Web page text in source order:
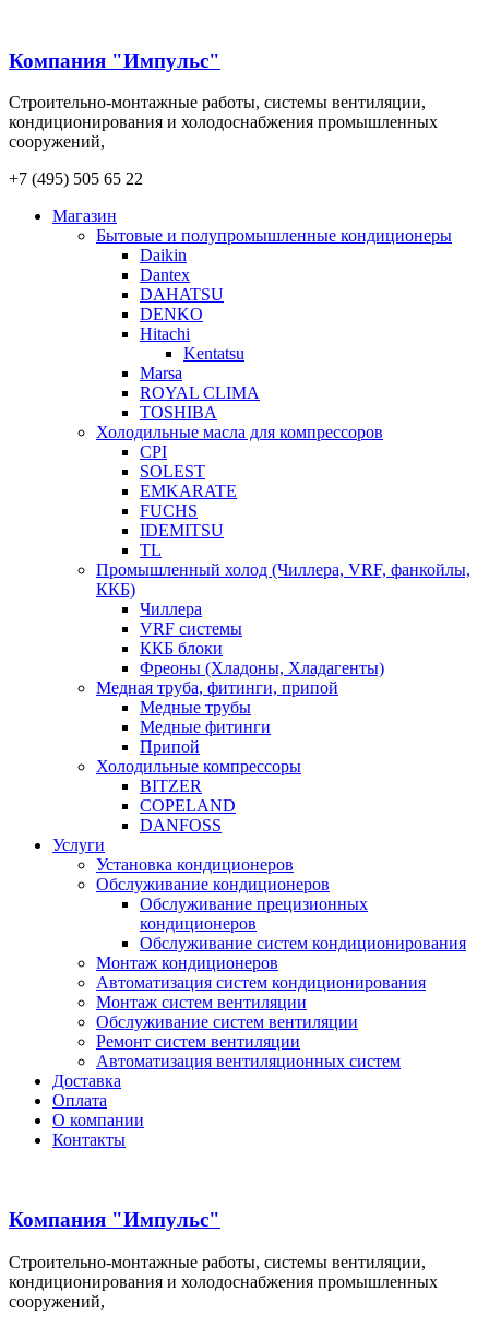
Компания "Импульс"
Строительно-монтажные работы, системы вентиляции,
кондиционирования и холодоснабжения промышленных
сооружений,
+7 (495) 505 65 22
Магазин
Бытовые и полупромышленные кондиционеры
Daikin
Dantex
DAHATSU
DENKO
Hitachi
Kentatsu
Marsa
ROYAL CLIMA
TOSHIBA
Холодильные масла для компрессоров
CPI
SOLEST
EMKARATE
FUCHS
IDEMITSU
TL
Промышленный холод (Чиллера, VRF, фанкойлы,
ККБ)
Чиллера
VRF системы
ККБ блоки
Фреоны (Хладоны, Хладагенты)
Медная труба, фитинги, припой
Медные трубы
Медные фитинги
Припой
Холодильные компрессоры
BITZER
COPELAND
DANFOSS
Услуги
Установка кондиционеров
Обслуживание кондиционеров
Обслуживание прецизионных
кондиционеров
Обслуживание систем кондиционирования
Монтаж кондиционеров
Автоматизация систем кондиционирования
Монтаж систем вентиляции
Обслуживание систем вентиляции
Ремонт систем вентиляции
Автоматизация вентиляционных систем
Доставка
Оплата
О компании
Контакты
Компания "Импульс"
Строительно-монтажные работы, системы вентиляции,
кондиционирования и холодоснабжения промышленных
сооружений,